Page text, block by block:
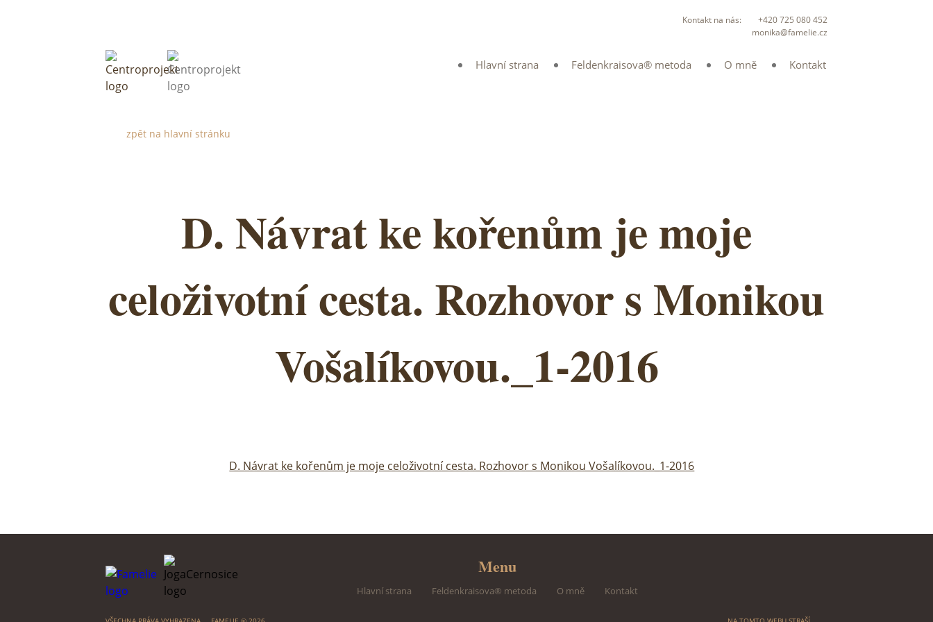
Kontakt na nás: +420 725 080 452
monika@famelie.cz
Hlavní strana Feldenkraisova® metoda O mně Kontakt
zpět na hlavní stránku
D. Návrat ke kořenům je moje
celoživotní cesta. Rozhovor s Monikou
Vošalíkovou._1-2016
D. Návrat ke kořenům je moje celoživotní cesta. Rozhovor s Monikou Vošalíkovou._1-2016
Menu
Hlavní strana Feldenkraisova® metoda O mně Kontakt